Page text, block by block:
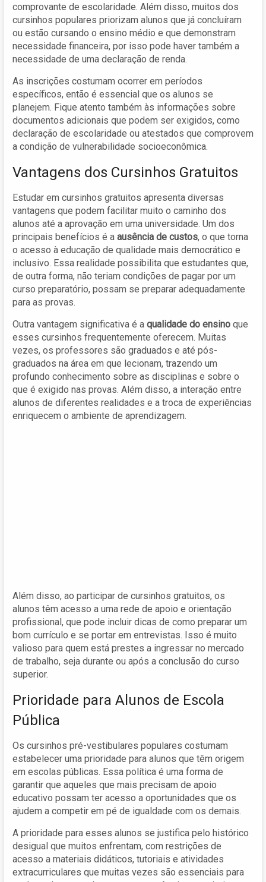
comprovante de escolaridade. Além disso, muitos dos
cursinhos populares priorizam alunos que já concluíram
ou estão cursando o ensino médio e que demonstram
necessidade financeira, por isso pode haver também a
necessidade de uma declaração de renda.
As inscrições costumam ocorrer em períodos
específicos, então é essencial que os alunos se
planejem. Fique atento também às informações sobre
documentos adicionais que podem ser exigidos, como
declaração de escolaridade ou atestados que comprovem
a condição de vulnerabilidade socioeconômica.
Vantagens dos Cursinhos Gratuitos
Estudar em cursinhos gratuitos apresenta diversas
vantagens que podem facilitar muito o caminho dos
alunos até a aprovação em uma universidade. Um dos
principais benefícios é a ausência de custos, o que torna
o acesso à educação de qualidade mais democrático e
inclusivo. Essa realidade possibilita que estudantes que,
de outra forma, não teriam condições de pagar por um
curso preparatório, possam se preparar adequadamente
para as provas.
Outra vantagem significativa é a qualidade do ensino que
esses cursinhos frequentemente oferecem. Muitas
vezes, os professores são graduados e até pós-
graduados na área em que lecionam, trazendo um
profundo conhecimento sobre as disciplinas e sobre o
que é exigido nas provas. Além disso, a interação entre
alunos de diferentes realidades e a troca de experiências
enriquecem o ambiente de aprendizagem.
Além disso, ao participar de cursinhos gratuitos, os
alunos têm acesso a uma rede de apoio e orientação
profissional, que pode incluir dicas de como preparar um
bom currículo e se portar em entrevistas. Isso é muito
valioso para quem está prestes a ingressar no mercado
de trabalho, seja durante ou após a conclusão do curso
superior.
Prioridade para Alunos de Escola
Pública
Os cursinhos pré-vestibulares populares costumam
estabelecer uma prioridade para alunos que têm origem
em escolas públicas. Essa política é uma forma de
garantir que aqueles que mais precisam de apoio
educativo possam ter acesso a oportunidades que os
ajudem a competir em pé de igualdade com os demais.
A prioridade para esses alunos se justifica pelo histórico
desigual que muitos enfrentam, com restrições de
acesso a materiais didáticos, tutoriais e atividades
extracurriculares que muitas vezes são essenciais para